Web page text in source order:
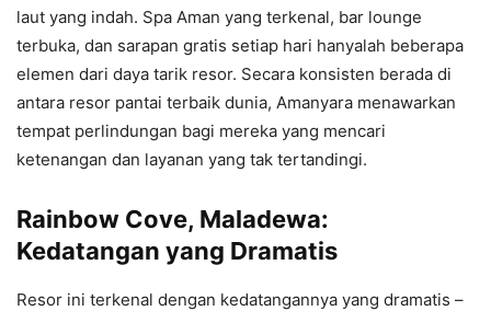
laut yang indah. Spa Aman yang terkenal, bar lounge
terbuka, dan sarapan gratis setiap hari hanyalah beberapa
elemen dari daya tarik resor. Secara konsisten berada di
antara resor pantai terbaik dunia, Amanyara menawarkan
tempat perlindungan bagi mereka yang mencari
ketenangan dan layanan yang tak tertandingi.
Rainbow Cove, Maladewa:
Kedatangan yang Dramatis
Resor ini terkenal dengan kedatangannya yang dramatis –